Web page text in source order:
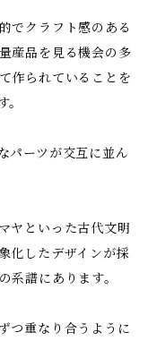
でクラフト感のある
産品を見る機会の多
作られていることを
パーツが交互に並ん
ヤといった古代文明
化したデザインが採
系譜にあります。
つ重なり合うように